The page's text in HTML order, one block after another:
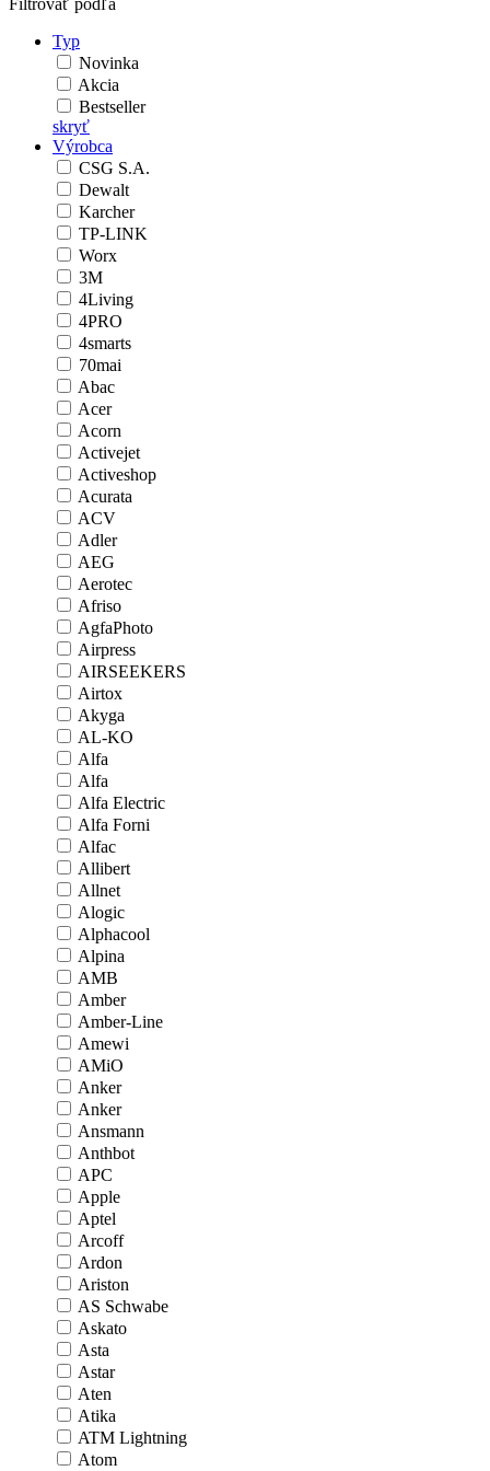
Filtrovať podľa
Typ
Novinka
Akcia
Bestseller
skryť
Výrobca
CSG S.A.
Dewalt
Karcher
TP-LINK
Worx
3M
4Living
4PRO
4smarts
70mai
Abac
Acer
Acorn
Activejet
Activeshop
Acurata
ACV
Adler
AEG
Aerotec
Afriso
AgfaPhoto
Airpress
AIRSEEKERS
Airtox
Akyga
AL-KO
Alfa
Alfa
Alfa Electric
Alfa Forni
Alfac
Allibert
Allnet
Alogic
Alphacool
Alpina
AMB
Amber
Amber-Line
Amewi
AMiO
Anker
Anker
Ansmann
Anthbot
APC
Apple
Aptel
Arcoff
Ardon
Ariston
AS Schwabe
Askato
Asta
Astar
Aten
Atika
ATM Lightning
Atom